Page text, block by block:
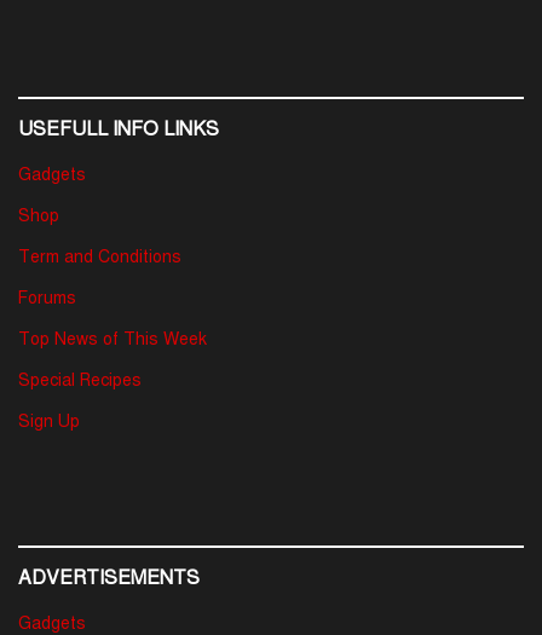
USEFULL INFO LINKS
Gadgets
Shop
Term and Conditions
Forums
Top News of This Week
Special Recipes
Sign Up
ADVERTISEMENTS
Gadgets